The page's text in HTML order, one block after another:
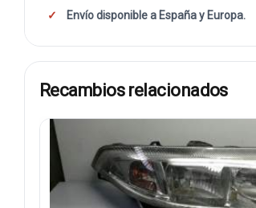
Envío disponible a España y Europa.
Recambios relacionados